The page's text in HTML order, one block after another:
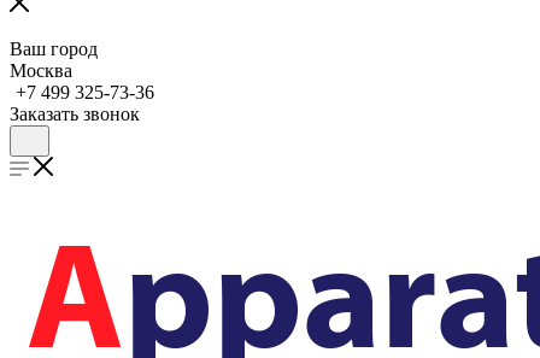
Ваш город
Москва
+7 499 325-73-36
Заказать звонок